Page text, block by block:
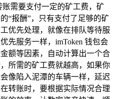
需要支付一定的矿工费，矿
“报酬”，只有支付了足够的矿
优先处理，就像在排队等待服
先服务一样，imToken 钱包会
额等因素，自动计算出一个合
所需的矿工费就越高，如果你
像陷入泥潭的车辆一样，延迟
转账时，要根据实际情况合理